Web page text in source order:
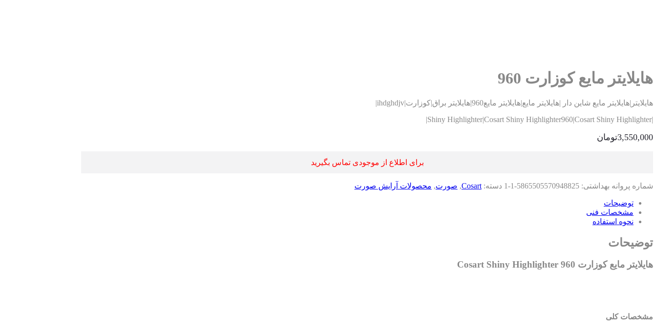
هایلایتر مایع کوزارت 960
هایلایتر|هایلایتر مایع شاین دار |هایلایتر مایع|هایلایتر مایع960|هایلایتر براق|کوزارت|ihdghdjv|
|Shiny Highlighter|Cosart Shiny Highlighter960|Cosart Shiny Highlighter|
3,550,000تومان
برای اطلاع از موجودی تماس بگیرید
شماره پروانه بهداشتی: 5865505570948825-1-1 دسته: Cosart
, صورت, محصولات آرایش صورت
توضیحات
مشخصات فنی
نحوه استفاده
توضیحات
هایلایتر مایع کوزارت 960 Cosart Shiny Highlighter
مشخصات کلی